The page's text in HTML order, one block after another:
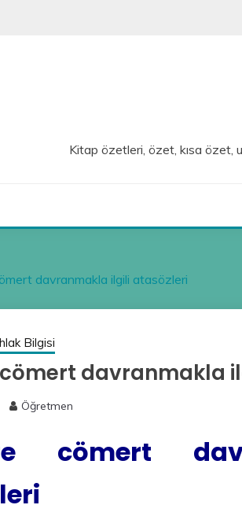
Kitap özetleri, özet, kısa özet,
davranmakla ilgili atasözleri
Bilgisi
davranmakla
Öğretmen
cömert